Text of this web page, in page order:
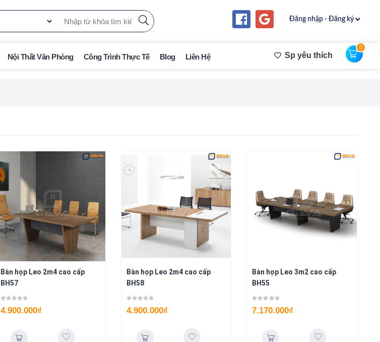
Đăng nhập - Đăng ký
Nội Thất Văn Phòng Công Trình Thực Tế Blog Liên Hệ Sp yêu thích
0
Bàn họp Leo 2m4 cao cấp
BH57
4.900.000₫
Bàn họp Leo 2m4 cao cấp
BH58
4.900.000₫
Bàn họp Leo 3m2 cao cấp
BH55
7.170.000₫